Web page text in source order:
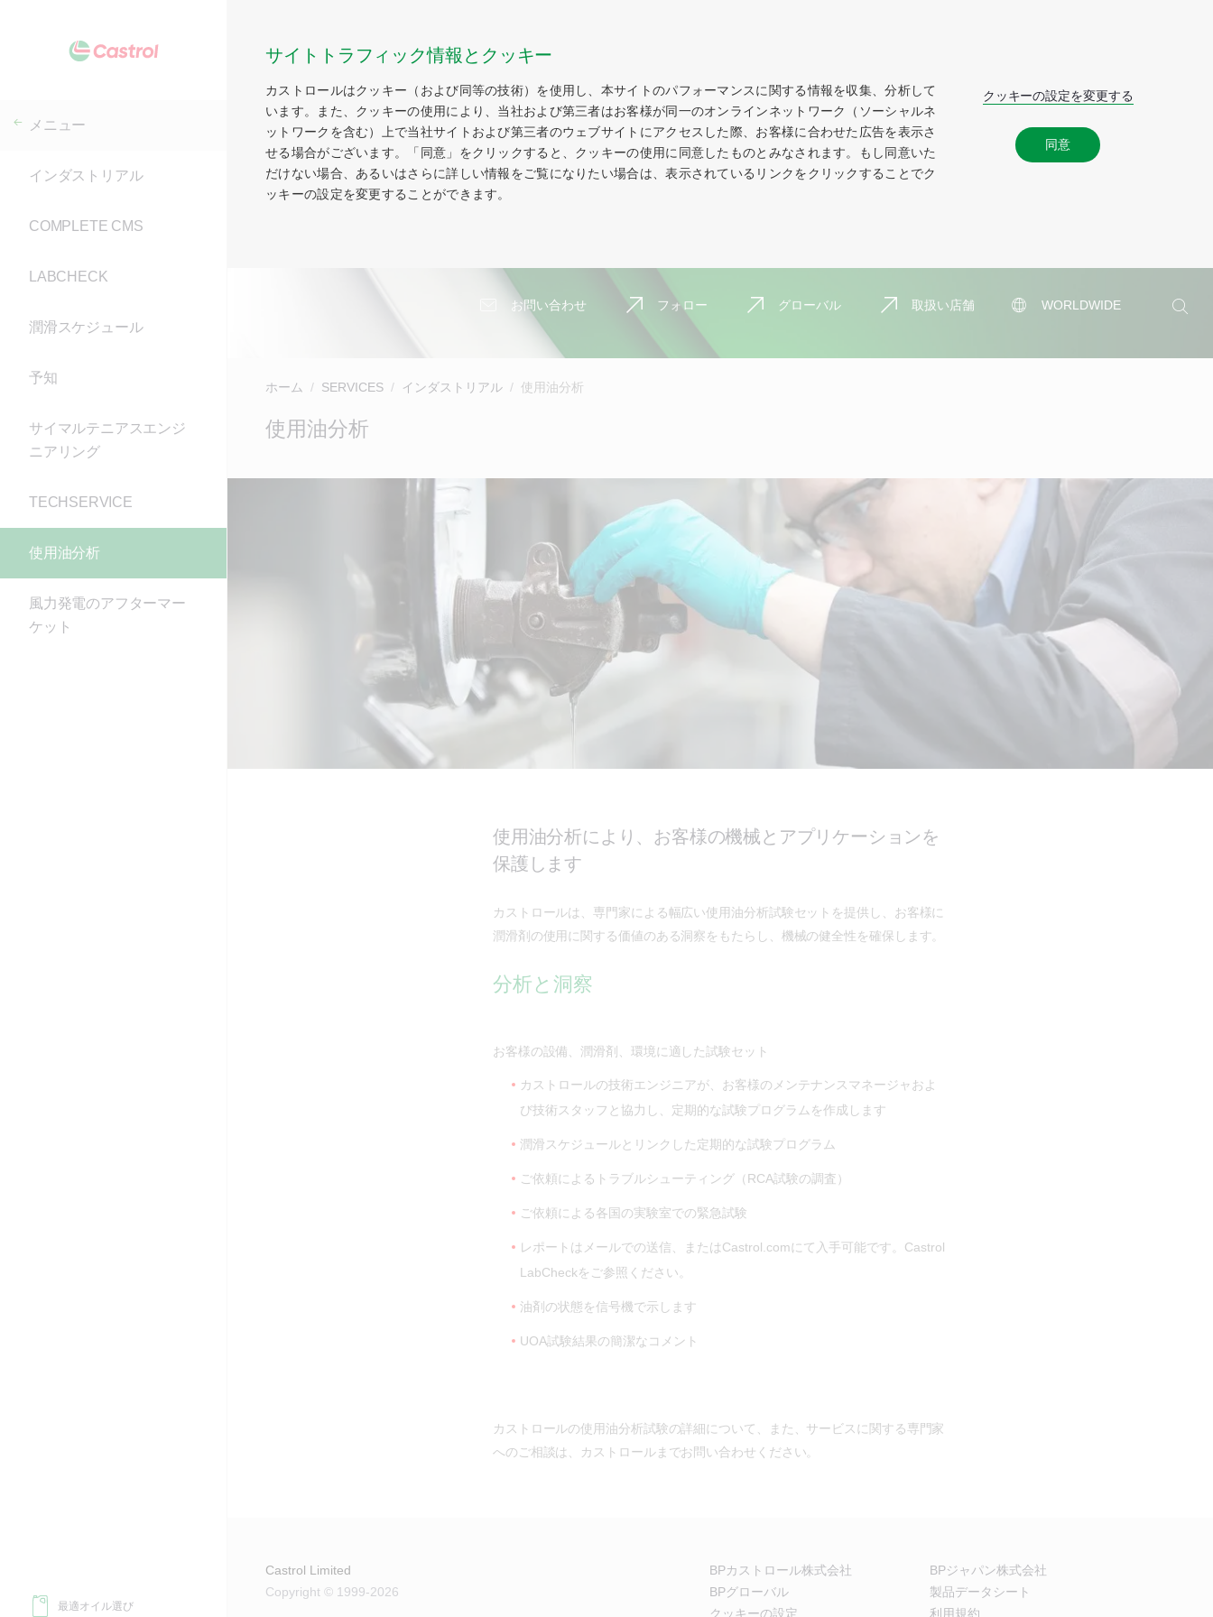
サイトトラフィック情報とクッキー
カストロールはクッキー（および同等の技術）を使用し、本サイトのパフォーマンスに関する情報を収集、分析して
います。また、クッキーの使用により、当社および第三者はお客様が同一のオンラインネットワーク（ソーシャルネ
ットワークを含む）上で当社サイトおよび第三者のウェブサイトにアクセスした際、お客様に合わせた広告を表示さ
せる場合がございます。「同意」をクリックすると、クッキーの使用に同意したものとみなされます。もし同意いた
だけない場合、あるいはさらに詳しい情報をご覧になりたい場合は、表示されているリンクをクリックすることでク
ッキーの設定を変更することができます。
クッキーの設定を変更する
同意
お問い合わせ フォロー グローバル 取扱い店舗
WORLDWIDE
検
メニュー
インダストリアル
COMPLETE CMS
LABCHECK
潤滑スケジュール
予知
サイマルテニアスエンジ
ニアリング
TECHSERVICE
使用油分析
風力発電のアフターマー
ケット
最適オイル選び
ホーム SERVICES インダストリアル 使用油分析
Content使用油分析
使用油分析により、お客様の機械とアプリケーションを
保護します
カストロールは、専門家による幅広い使用油分析試験セットを提供し、お客様に
潤滑剤の使用に関する価値のある洞察をもたらし、機械の健全性を確保します。
分析と洞察
お客様の設備、潤滑剤、環境に適した試験セット
カストロールの技術エンジニアが、お客様のメンテナンスマネージャおよ
び技術スタッフと協力し、定期的な試験プログラムを作成します
潤滑スケジュールとリンクした定期的な試験プログラム
ご依頼によるトラブルシューティング（RCA試験の調査）
ご依頼による各国の実験室での緊急試験
レポートはメールでの送信、またはCastrol.comにて入手可能です。Castrol
LabCheckをご参照ください。
油剤の状態を信号機で示します
UOA試験結果の簡潔なコメント
カストロールの使用油分析試験の詳細について、また、サービスに関する専門家
へのご相談は、カストロールまでお問い合わせください。
Castrol Limited
Copyright © 1999-2026
BPカストロール株式会社
BPジャパン株式会社
BPグローバル
製品データシート
クッキーの設定
利用規約